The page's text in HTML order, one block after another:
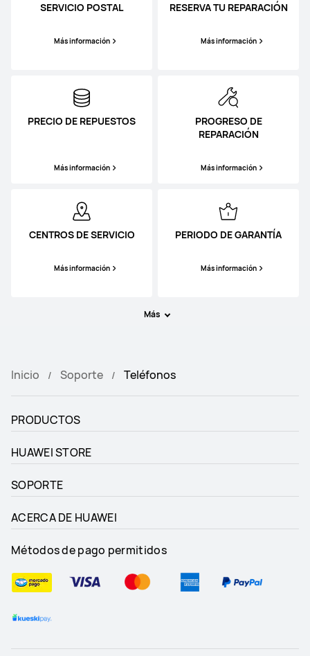
SERVICIO POSTAL
Más información
RESERVA TU REPARACIÓN
Más información
PRECIO DE REPUESTOS
Más información
PROGRESO DE
REPARACIÓN
Más información
CENTROS DE SERVICIO
Más información
PERIODO DE GARANTÍA
Más información
Más
Inicio Soporte Teléfonos
PRODUCTOS
HUAWEI STORE
SOPORTE
ACERCA DE HUAWEI
Métodos de pago permitidos